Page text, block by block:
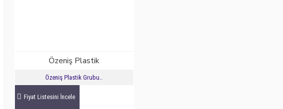
Özeniş Plastik
Özeniş Plastik Grubu..
Fiyat Listesini İncele